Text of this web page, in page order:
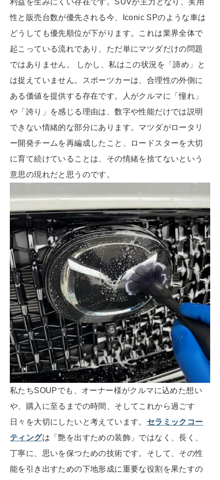
利益を生みにくい存在です。SUVが主力となり、実用
性と販売台数が優先される今、Iconic SPのような車は
どうしても優先順位が下がります。これは業界全体で
起こっている流れであり、ただ単にマツダだけの問題
ではありません。 しかし、私はこの状況を「諦め」と
は捉えていません。スポーツカーは、合理性の外側に
ある価値を提供する存在です。人がクルマに「憧れ」
や「誇り」を感じる理由は、数字や性能だけでは説明
できない情緒的な部分にあります。マツダがロータリ
ー開発チームを再編成したこと、ロードスターを大切
に育て続けていることは、その情緒を捨てないという
意思の現れだと思うのです。
私たちSOUPでも、オーナー様がクルマに込めた想い
や、購入に至るまでの時間、そしてこれから過ごす
日々を大切にしたいと考えています。 セラミックコー
ティングは「艶を出すための装飾」ではなく、長く、
丁寧に、思いを保つための技術です。そして、その性
能を引き出すための下地形成に重要な役割を果たすの